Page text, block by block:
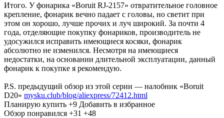
Итого. У фонарика «Boruit RJ-2157» отвратительное головное
крепление, фонарик вечно падает с головы, но светит при
этом он хорошо, лучше прочих и луч широкий. За почти 4
года, отделяющие покупку фонариков, производитель не
удосужился исправить имеющиеся косяки, фонарик
абсолютно не изменился. Несмотря на имеющиеся
недостатки, на основании длительной эксплуатации, данный
фонарик к покупке я рекомендую.
P.S. предыдущий обзор из этой серии — налобник «Boruit
D20» mysku.club/blog/aliexpress/72412.html
Планирую купить +9 Добавить в избранное
Обзор понравился +31 +48